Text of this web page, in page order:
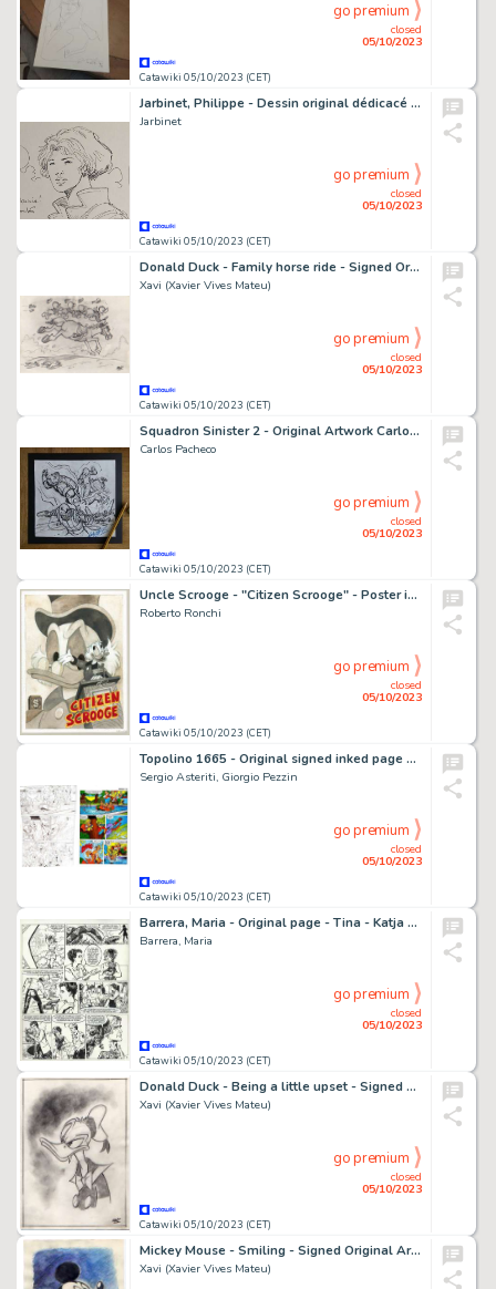
Catawiki 05/10/2023 (CET)
closed
05/10/2023
go premium
Jarbinet, Philippe - Dessin original dédicacé - Personnage féminin - (2016)
Jarbinet
Catawiki 05/10/2023 (CET)
closed
05/10/2023
go premium
Donald Duck - Family horse ride - Signed Original Artwork by Xavi - (2022)
Xavi (Xavier Vives Mateu)
Catawiki 05/10/2023 (CET)
closed
05/10/2023
go premium
Squadron Sinister 2 - Original Artwork Carlos Pacheco Sketch
Carlos Pacheco
Catawiki 05/10/2023 (CET)
closed
05/10/2023
go premium
Uncle Scrooge - "Citizen Scrooge" - Poster inspired by "Citizen Kane" (2023)
Roberto Ronchi
Catawiki 05/10/2023 (CET)
closed
05/10/2023
go premium
Topolino 1665 - Original signed inked page by Sergio Asteriti - page 33 - Page volante - EO - (1987)
Sergio Asteriti, Giorgio Pezzin
Catawiki 05/10/2023 (CET)
closed
05/10/2023
go premium
Barrera, Maria - Original page - Tina - Katja - Gimbo - (1989)
Barrera, Maria
Catawiki 05/10/2023 (CET)
closed
05/10/2023
go premium
Donald Duck - Being a little upset - Signed Original Artwork by Xavi - (2022)
Xavi (Xavier Vives Mateu)
Catawiki 05/10/2023 (CET)
closed
05/10/2023
go premium
Mickey Mouse - Smiling - Signed Original Artwork by Xavi - (2023)
Xavi (Xavier Vives Mateu)